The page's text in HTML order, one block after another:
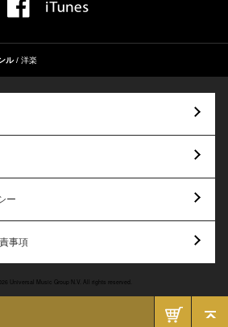
ル 洋楽
ー
事項
Universal Music Group N.V. All rights reserved.